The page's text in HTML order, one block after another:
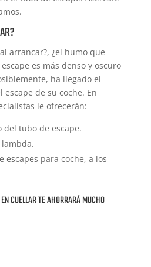
arrancar?, ¿el humo que
es más denso y oscuro
ha llegado el
de su coche. En
le ofrecerán:
del tubo de escape.
escapes para coche, a los
CUELLAR TE AHORRARÁ MUCHO